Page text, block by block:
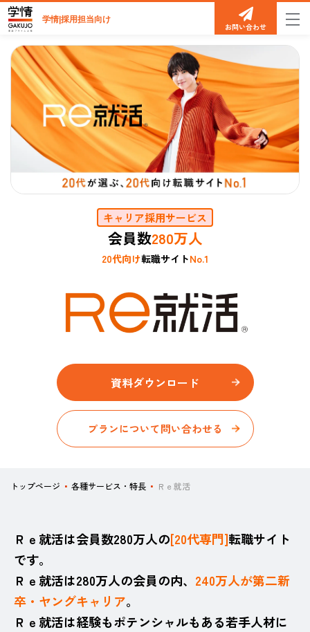
学情|採用担当向け
お問い合わせ
キャリア採用サービス
会員数280万人
20代向け転職サイトNo.1
資料ダウンロード​
プランについて問い合わせる
トップページ 各種サービス・特長 Ｒｅ就活
Ｒｅ就活は会員数280万人の[20代専門]転職サイト
です。
Ｒｅ就活は280万人の会員の内、 240万人が第二新
卒・ヤングキャリア。
Ｒｅ就活は経験もポテンシャルもある若手人材に